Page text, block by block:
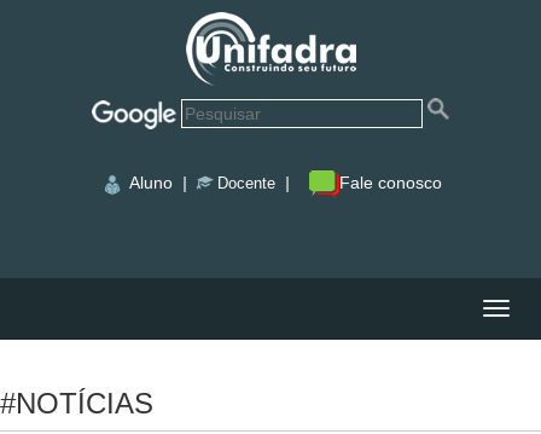
Aluno | Docente | Fale conosco
#NOTÍCIAS